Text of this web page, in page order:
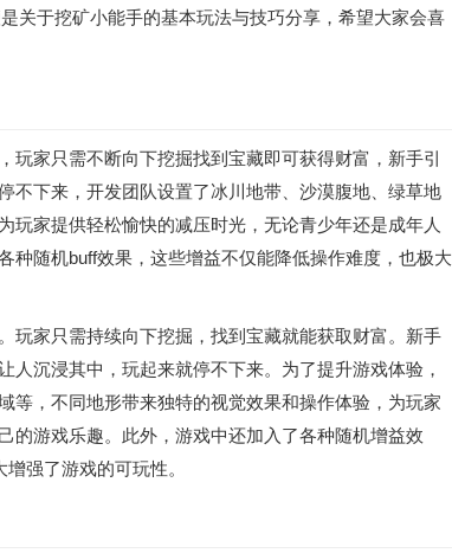
关于挖矿小能手的基本玩法与技巧分享，希望大家会喜
家只需不断向下挖掘找到宝藏即可获得财富，新手引
不下来，开发团队设置了冰川地带、沙漠腹地、绿草地
玩家提供轻松愉快的减压时光，无论青少年还是成年人
种随机buff效果，这些增益不仅能降低操作难度，也极大
玩家只需持续向下挖掘，找到宝藏就能获取财富。新手
沉浸其中，玩起来就停不下来。为了提升游戏体验，
等，不同地形带来独特的视觉效果和操作体验，为玩家
的游戏乐趣。此外，游戏中还加入了各种随机增益效
强了游戏的可玩性。